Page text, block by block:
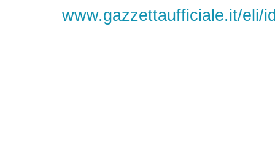
www.gazzettaufficiale.it/eli/